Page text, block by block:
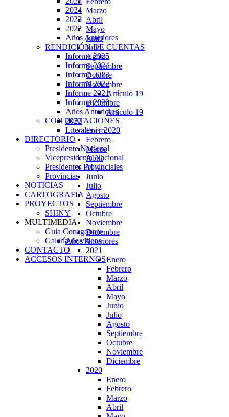
Marzo
Abril
Mayo
Junio
Julio
Agosto
Septiembre
Octubre
Noviembre
Artículo 19
Diciembre
Artículo 19
2022
Enero
Febrero
Marzo
Abril
Mayo
Junio
Julio
Agosto
Septiembre
Octubre
Noviembre
Diciembre
Años Anteriores
2021
Enero
Febrero
Marzo
Abril
Mayo
Junio
Julio
Agosto
Septiembre
Octubre
Noviembre
Diciembre
2020
Enero
Febrero
Marzo
Abril
2024
2023
2022
Años Anteriores
RENDICIÓN DE CUENTAS
Informe 2025
Informe 2024
Informe 2023
Informe 2022
Informe 2021
Informe 2020
Años Anteriores
CONTRATACIONES
Literales i - 2020
DIRECTORIO
Presidente Nacional
Vicepresidenta Nacional
Presidentes Provinciales
Provincias
NOTICIAS
CARTOGRAFIA
PROYECTOS
SHINY
MULTIMEDIA
Guia Conagopare
Galería de videos
CONTACTO
ACCESOS INTERNOS